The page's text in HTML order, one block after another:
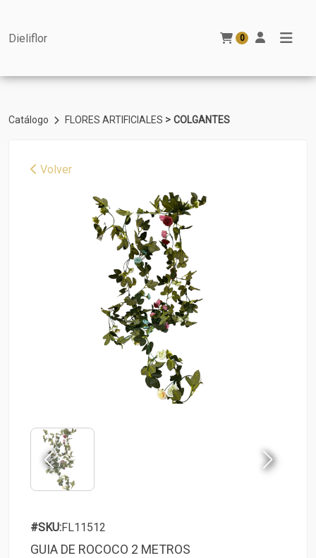
Dieliflor 0
Catálogo FLORES ARTIFICIALES > COLGANTES
Volver
#SKU:FL11512
GUIA DE ROCOCO 2 METROS